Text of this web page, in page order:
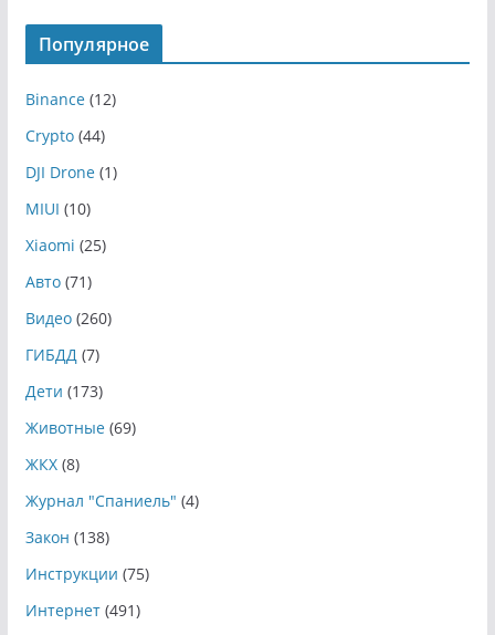
Популярное
Binance(12)
Crypto(44)
DJI Drone(1)
MIUI (10)
Xiaomi (25)
Авто(71)
Видео(260)
ГИБДД(7)
Дети (173)
Животные(69)
ЖКХ(8)
Журнал "Спаниель" (4)
Закон (138)
Инструкции (75)
Интернет(491)